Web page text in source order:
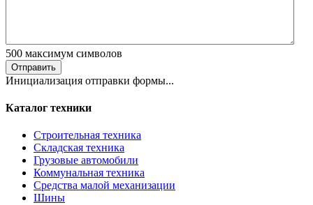
500 максимум символов
Отправить
Инициализация отправки формы...
Каталог техники
Строительная техника
Складская техника
Грузовые автомобили
Коммунальная техника
Средства малой механизации
Шины